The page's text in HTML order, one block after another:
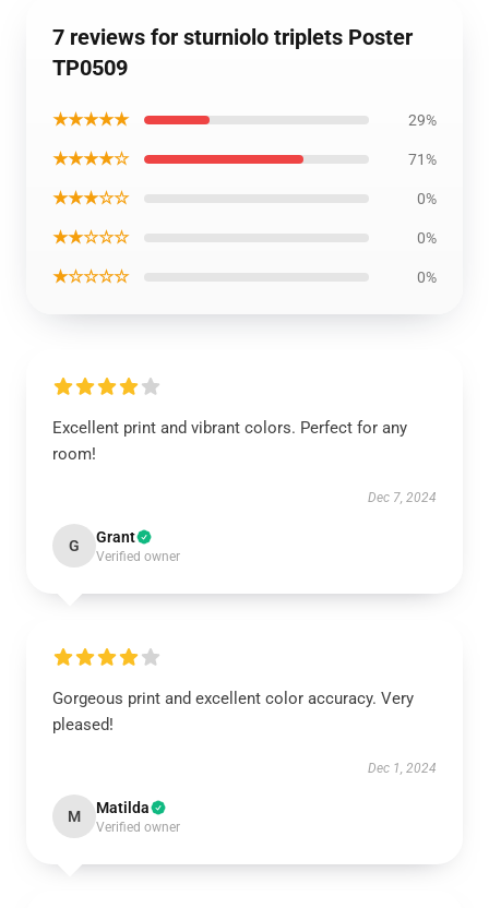
7 reviews for sturniolo triplets Poster
TP0509
★★★★★ 29%
★★★★☆ 71%
★★★☆☆ 0%
★★☆☆☆ 0%
★☆☆☆☆ 0%
Excellent print and vibrant colors. Perfect for any
room!
Dec 7, 2024
G Grant
Verified owner
Gorgeous print and excellent color accuracy. Very
pleased!
Dec 1, 2024
M Matilda
Verified owner